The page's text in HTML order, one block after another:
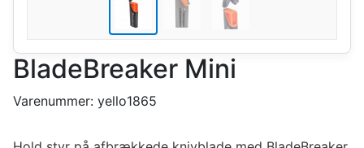
BladeBreaker Mini
Varenummer: yello1865